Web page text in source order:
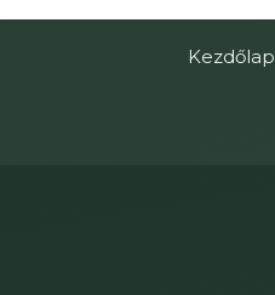
Kezdőlap